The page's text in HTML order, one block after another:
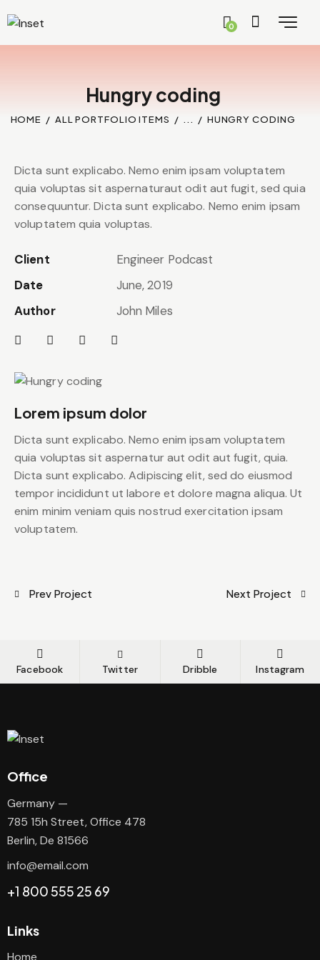
0
Hungry coding
HOME ALL PORTFOLIO ITEMS ... HUNGRY CODING
Lorem ipsum dolor
Dicta sunt explicabo. Nemo enim ipsam voluptatem
quia voluptas sit aspernatur aut odit aut fugit, quia.
Dicta sunt explicabo. Adipiscing elit, sed do eiusmod
tempor incididunt ut labore et dolore magna aliqua. Ut
enim minim veniam quis nostrud exercitation ipsam
voluptatem.
Dicta sunt explicabo. Nemo enim ipsam voluptatem
quia voluptas sit aspernaturaut odit aut fugit, sed quia
consequuntur. Dicta sunt explicabo. Nemo enim ipsam
voluptatem quia voluptas.
Client
Engineer Podcast
Date
June, 2019
Author
John Miles
Prev Project Next Project
Facebook Twitter Dribble Instagram
Office
Germany —
785 15h Street, Office 478
Berlin, De 81566
info@email.com
+1 800 555 25 69
Links
Home